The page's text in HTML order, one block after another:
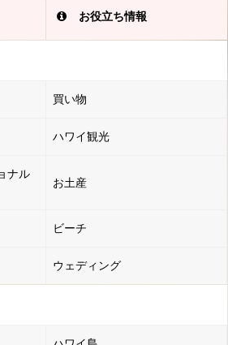
お役立ち情報
買い物
ハワイ観光
ナル
お土産
ビーチ
ウェディング